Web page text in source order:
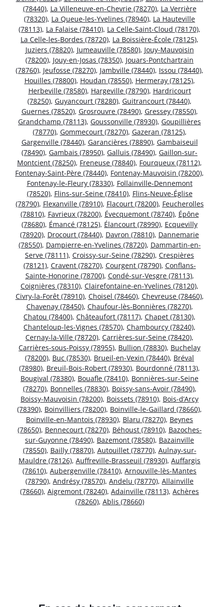
(78440), La Villeneuve-en-Chevrie (78270), La Verrière
(78320), La Queue-les-Yvelines (78940), La Hauteville
(78113), La Falaise (78410), La Celle-Saint-Cloud (78170),
La Celle-les-Bordes (78720), La Boissière-École (78125),
Juziers (78820), Jumeauville (78580), Jouy-Mauvoisin
(78200), Jouy-en-Josas (78350), Jouars-Pontchartrain
(78760), Jeufosse (78270), Jambville (78440), Issou (78440),
Houilles (78800), Houdan (78550), Hermeray (78125),
Herbeville (78580), Hargeville (78790), Hardricourt
(78250), Guyancourt (78280), Guitrancourt (78440),
Guernes (78520), Grosrouvre (78490), Gressey (78550),
Grandchamp (78113), Goussonville (78930), Goupillières
(78770), Gommecourt (78270), Gazeran (78125),
Gargenville (78440), Garancières (78890), Gambaiseuil
(78490), Gambais (78950), Galluis (78490), Gaillon-sur-
Montcient (78250), Freneuse (78840), Fourqueux (78112),
Fontenay-Saint-Père (78440), Fontenay-Mauvoisin (78200),
Fontenay-le-Fleury (78330), Follainville-Dennemont
(78520), Flins-sur-Seine (78410), Flins-Neuve-Église
(78790), Flexanville (78910), Flacourt (78200), Feucherolles
(78810), Favrieux (78200), Évecquemont (78740), Épône
(78680), Émancé (78125), Élancourt (78990), Ecquevilly
(78920), Drocourt (78440), Davron (78810), Dannemarie
(78550), Dampierre-en-Yvelines (78720), Dammartin-en-
Serve (78111), Croissy-sur-Seine (78290), Crespières
(78121), Cravent (78270), Courgent (78790), Conflans-
Sainte-Honorine (78700), Condé-sur-Vesgre (78113),
Coignières (78310), Clairefontaine-en-Yvelines (78120),
Civry-la-Forêt (78910), Choisel (78460), Chevreuse (78460),
Chavenay (78450), Chaufour-lès-Bonnières (78270),
Chatou (78400), Châteaufort (78117), Chapet (78130),
Chanteloup-les-Vignes (78570), Chambourcy (78240),
Cernay-la-Ville (78720), Carrières-sur-Seine (78420),
Carrières-sous-Poissy (78955), Bullion (78830), Buchelay
(78200), Buc (78530), Brueil-en-Vexin (78440), Bréval
(78980), Breuil-Bois-Robert (78930), Bourdonné (78113),
Bougival (78380), Bouafle (78410), Bonnières-sur-Seine
(78270), Bonnelles (78830), Boissy-sans-Avoir (78490),
Boissy-Mauvoisin (78200), Boissets (78910), Bois-d’Arcy
(78390), Boinvilliers (78200), Boinville-le-Gaillard (78660),
Boinville-en-Mantois (78930), Blaru (78270), Beynes
(78650), Bennecourt (78270), Béhoust (78910), Bazoches-
sur-Guyonne (78490), Bazemont (78580), Bazainville
(78550), Bailly (78870), Autouillet (78770), Aulnay-sur-
Mauldre (78126), Auffreville-Brasseuil (78930), Auffargis
(78610), Aubergenville (78410), Arnouville-lès-Mantes
(78790), Andrésy (78570), Andelu (78770), Allainville
(78660), Aigremont (78240), Adainville (78113), Achères
(78260), Ablis (78660)